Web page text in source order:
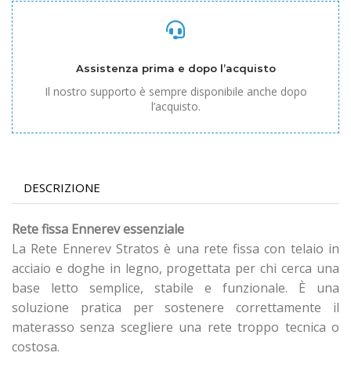
Assistenza prima e dopo l’acquisto
Il nostro supporto è sempre disponibile anche dopo
l’acquisto.
DESCRIZIONE
Rete fissa Ennerev essenziale
La Rete Ennerev Stratos è una rete fissa con telaio in
acciaio e doghe in legno, progettata per chi cerca una
base letto semplice, stabile e funzionale. È una
soluzione pratica per sostenere correttamente il
materasso senza scegliere una rete troppo tecnica o
costosa.